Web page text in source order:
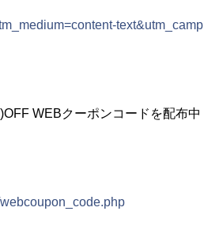
text&utm_camp
WEBクーポンコードを配布中